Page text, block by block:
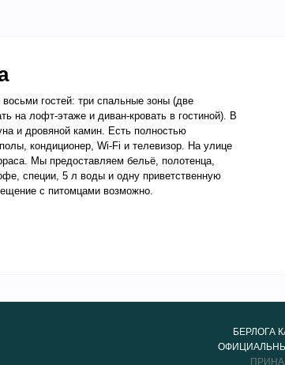
гостей: три спальные зоны (две
на лофт-этаже и диван-кровать в гостиной). В
и дровяной камин. Есть полностью
кондиционер, Wi‑Fi и телевизор. На улице
Мы предоставляем бельё, полотенца,
специи, 5 л воды и одну приветственную
с питомцами возможно.
БЕРЛОГА